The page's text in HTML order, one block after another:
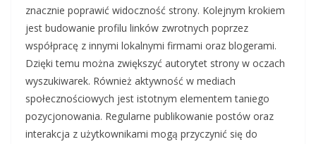
znacznie poprawić widoczność strony. Kolejnym krokiem
jest budowanie profilu linków zwrotnych poprzez
współpracę z innymi lokalnymi firmami oraz blogerami.
Dzięki temu można zwiększyć autorytet strony w oczach
wyszukiwarek. Również aktywność w mediach
społecznościowych jest istotnym elementem taniego
pozycjonowania. Regularne publikowanie postów oraz
interakcja z użytkownikami mogą przyczynić się do